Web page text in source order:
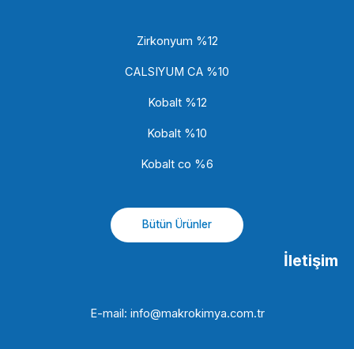
Zirkonyum %12
CALSIYUM CA %10
Kobalt %12
Kobalt %10
Kobalt co %6
Bütün Ürünler
İletişim
E-mail: info@makrokimya.com.tr